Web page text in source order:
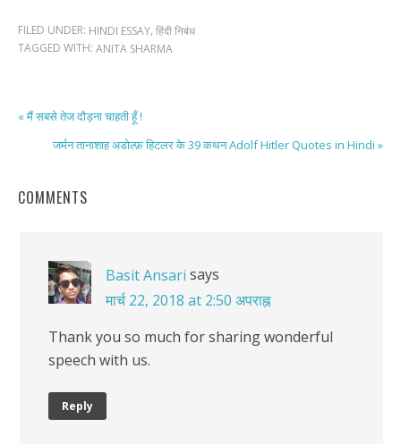
FILED UNDER: HINDI ESSAY, हिंदी निबंध
TAGGED WITH: ANITA SHARMA
« मैं सबसे तेज दौड़ना चाहती हूँ !
जर्मन तानाशाह अडोल्फ़ हिटलर के 39 कथन Adolf Hitler Quotes in Hindi »
COMMENTS
Basit Ansari says
मार्च 22, 2018 at 2:50 अपराह्न
Thank you so much for sharing wonderful
speech with us.
Reply